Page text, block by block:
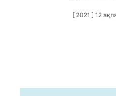
[ 2021 ] 12